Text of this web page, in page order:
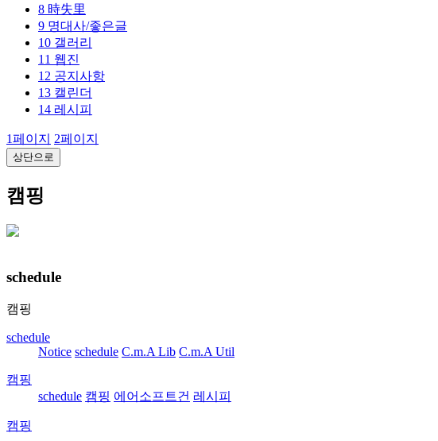
8 時失里
9 명대사/좋은글
10 갤러리
11 웹진
12 공지사항
13 캘린더
14 레시피
1페이지 2페이지
상단으로
캠핑
schedule
캠핑
schedule
Notice schedule C.m.A Lib C.m.A Util
캠핑
schedule 캠핑 에어소프트건 레시피
캠핑